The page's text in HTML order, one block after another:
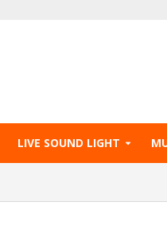
LIVE SOUND LIGHT